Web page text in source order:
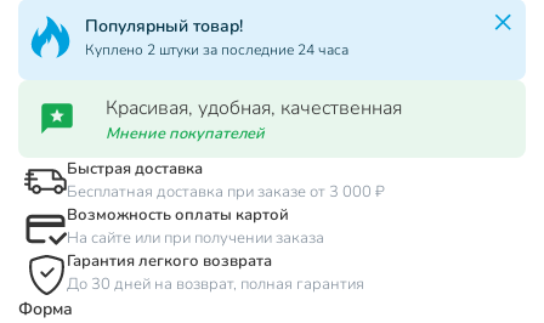
Популярный товар!
Куплено 2 штуки за последние 24 часа
Красивая, удобная, качественная
Мнение покупателей
Быстрая доставка
Бесплатная доставка при заказе от 3 000 ₽
Возможность оплаты картой
На сайте или при получении заказа
Гарантия легкого возврата
До 30 дней на возврат, полная гарантия
Форма